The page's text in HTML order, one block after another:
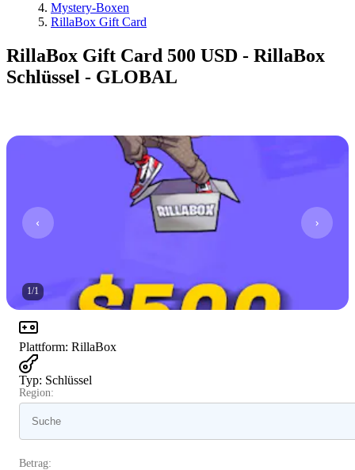
Mystery-Boxen
RillaBox Gift Card
RillaBox Gift Card 500 USD - RillaBox
Schlüssel - GLOBAL
1/1
Plattform: RillaBox
Typ: Schlüssel
Region:
Betrag: